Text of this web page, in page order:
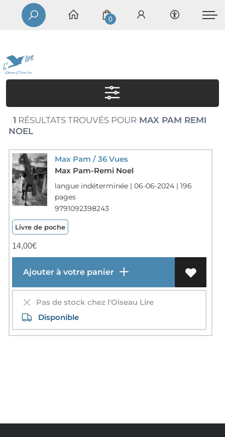
0
1 RÉSULTATS TROUVÉS POURMAX PAM REMI
NOEL
Max Pam / 36 Vues
Max Pam-Remi Noel
langue indéterminée | 06-06-2024 | 196
pages
9791092398243
Livre de poche
14,00€
Ajouter à votre panier
Pas de stock chez l'Oiseau Lire
Disponible